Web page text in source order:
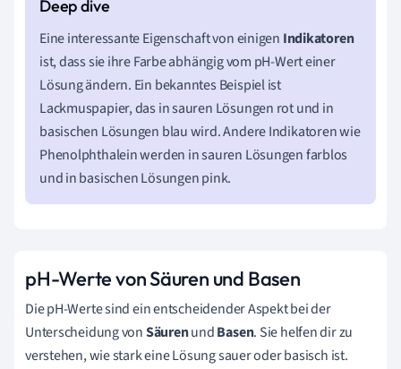
Eine interessante Eigenschaft von einigen Indikatoren
ist, dass sie ihre Farbe abhängig vom pH-Wert einer
Lösung ändern. Ein bekanntes Beispiel ist
Lackmuspapier, das in sauren Lösungen rot und in
basischen Lösungen blau wird. Andere Indikatoren wie
Phenolphthalein werden in sauren Lösungen farblos
und in basischen Lösungen pink.
pH-Werte von Säuren und Basen
Die pH-Werte sind ein entscheidender Aspekt bei der
Unterscheidung vonSäurenundBasen. Sie helfen dir zu
verstehen, wie stark eine Lösung sauer oder basisch ist.